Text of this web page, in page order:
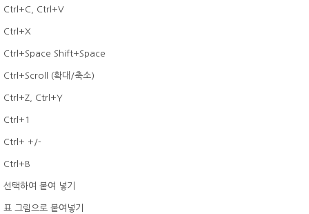
Ctrl+C, Ctrl+V
Ctrl+X
Ctrl+Space Shift+Space
Ctrl+Scroll (확대/축소)
Ctrl+Z, Ctrl+Y
Ctrl+1
Ctrl+ +/-
Ctrl+B
선택하여 붙여 넣기
표 그림으로 붙여넣기